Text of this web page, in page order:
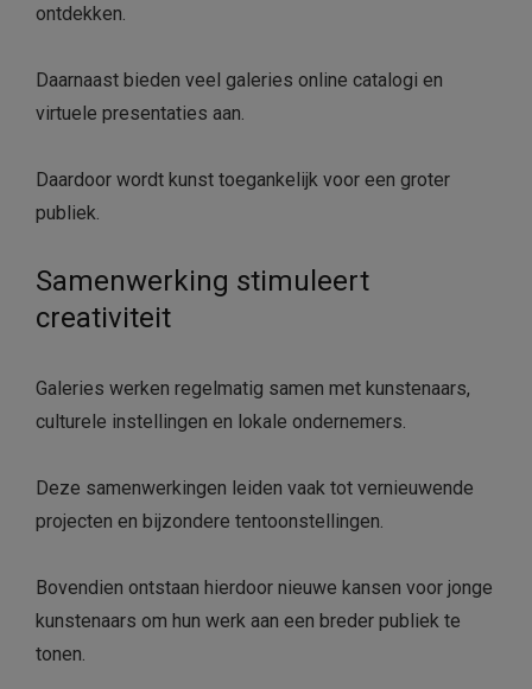
ontdekken.
Daarnaast bieden veel galeries online catalogi en
virtuele presentaties aan.
Daardoor wordt kunst toegankelijk voor een groter
publiek.
Samenwerking stimuleert
creativiteit
Galeries werken regelmatig samen met kunstenaars,
culturele instellingen en lokale ondernemers.
Deze samenwerkingen leiden vaak tot vernieuwende
projecten en bijzondere tentoonstellingen.
Bovendien ontstaan hierdoor nieuwe kansen voor jonge
kunstenaars om hun werk aan een breder publiek te
tonen.